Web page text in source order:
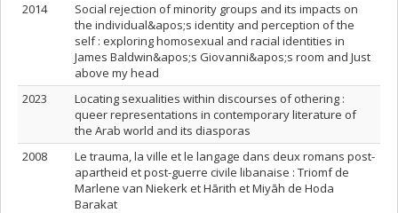
2014
Social rejection of minority groups and its impacts on
the individual&apos;s identity and perception of the
self : exploring homosexual and racial identities in
James Baldwin&apos;s Giovanni&apos;s room and Just
above my head
2023
Locating sexualities within discourses of othering :
queer representations in contemporary literature of
the Arab world and its diasporas
2008
Le trauma, la ville et le langage dans deux romans post-
apartheid et post-guerre civile libanaise : Triomf de
Marlene van Niekerk et Hārith et Miyāh de Hoda
Barakat